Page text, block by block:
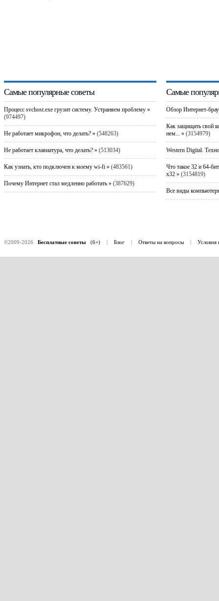
Самые популярные советы
Процесс svchost.exe грузит систему. Устраняем проблему »
(974497)
Не работает микрофон, что делать? »(548263)
Не работает клавиатура, что делать? »(513034)
Как узнать, кто подключен к моему wi-fi »(483561)
Почему Интернет стал медленно работать »(387629)
Самые
Обзор Интернет-
Как защищать свой
нем... »(3154979)
Western Digital.
Что такое 32 и 64-
x32 »(3154819)
Все виды
©2009-2026 Бесплатные советы(6+) | Блог | Ответы на вопросы | Условия